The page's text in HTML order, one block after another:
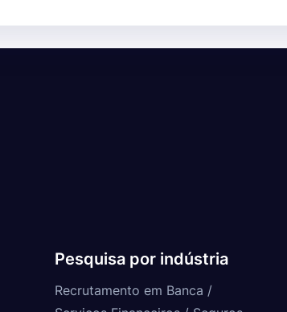
Pesquisa por indústria
Recrutamento em Banca /